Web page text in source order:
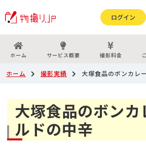
ログイン
ホーム サービス概要 撮影料金
ホーム 撮影実績 大塚食品のボンカレ
大塚食品のボンカ
ルドの中辛